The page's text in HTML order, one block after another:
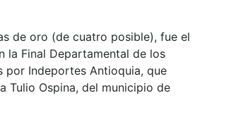
de oro (de cuatro posible), fue el
la Final Departamental de los
por Indeportes Antioquia, que
Tulio Ospina, del municipio de